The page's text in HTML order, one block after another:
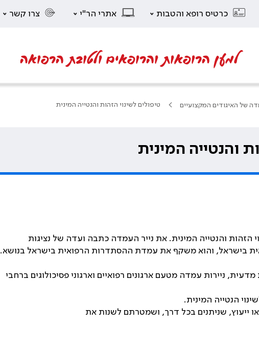
כרטיס רופא והטבות אתרי הר"י צרו קשר
למען הרופאות והרופאים ולטובת הרפואה
של האיגודים המקצועיים טיפולים לשינוי הזהות והנטייה המינית
והנטייה המינית
הזהות והנטייה המינית. את נייר העמדה כתבה ועדה של נציגות
בישראל, והוא משקף את עמדת ההסתדרות הרפואית בישראל בנושא.
ניירות עמדה מטעם ארגונים רפואיים וארגוני פסיכולוגים ברחבי
הנטייה המינית.‏
או ייעוץ, שניתנים בכל דרך, ושמטרתם לשנות את